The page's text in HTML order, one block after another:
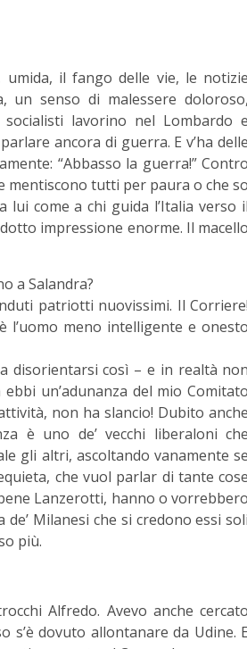
il fango delle vie, le notizie
un senso di malessere doloroso,
lavorino nel Lombardo e
ancora di guerra. E v’ha delle
“Abbasso la guerra!” Contro
mentiscono tutti per paura o che so
come a chi guida l’Italia verso il
impressione enorme. Il macello
a Salandra?
patriotti nuovissimi. Il Corriere!
l’uomo meno intelligente e onesto
disorientarsi così – e in realtà non
un’adunanza del mio Comitato
non ha slancio! Dubito anche
è uno de’ vecchi liberaloni che
gli altri, ascoltando vanamente se
che vuol parlar di tante cose
Lanzerotti, hanno o vorrebbero
Milanesi che si credono essi soli
più.
Alfredo. Avevo anche cercato
dovuto allontanare da Udine. E